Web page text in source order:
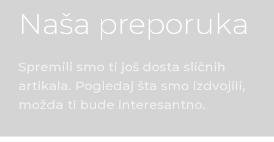
Naša preporuka
Spremili smo ti još dosta sličnih
artikala. Pogledaj šta smo izdvojili,
možda ti bude interesantno.